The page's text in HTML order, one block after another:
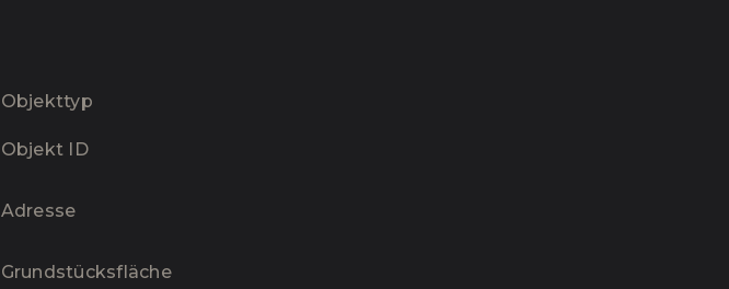
Objekttyp
Objekt ID
Adresse
Grundstücksfläche